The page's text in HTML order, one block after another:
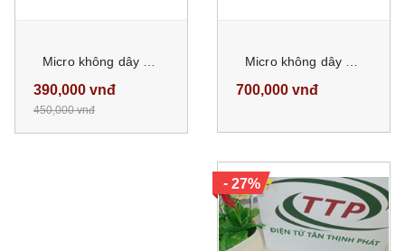
390,000 vnđ
450,000 vnđ
700,000 vnđ
-27%